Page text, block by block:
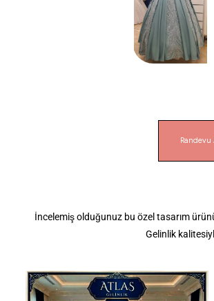
Randevu
İncelemiş olduğunuz bu özel tasarım
Gelinlik